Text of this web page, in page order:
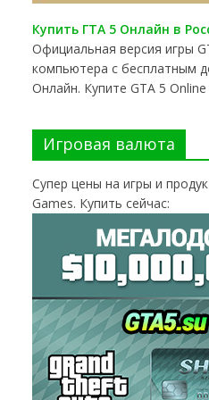
Купить ГТА 5 Онлайн в
Официальная версия игры
компьютера с бесплатным
Онлайн. Купите GTA 5
Игровая валюта
Супер цены на игры и
Games. Купить сейчас: